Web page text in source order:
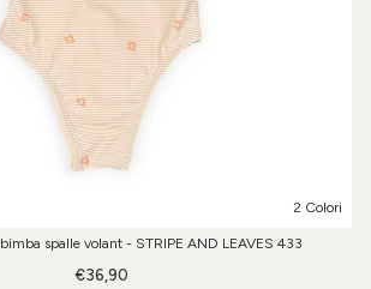
2 Colori
spalle volant - STRIPE AND LEAVES 433
€36,90